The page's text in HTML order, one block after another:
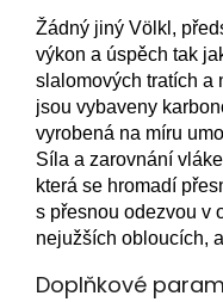
Žádný jiný Völkl,
výkon a úspěch tak
slalomových tratích a
jsou vybaveny
vyrobená na míru
Síla a zarovnání
která se hromadí
s přesnou odezvou v
nejužších obloucích,
Doplňkové